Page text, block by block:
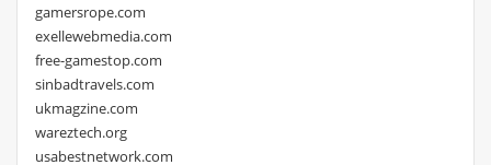
gamersrope.com
exellewebmedia.com
free-gamestop.com
sinbadtravels.com
ukmagzine.com
wareztech.org
usabestnetwork.com